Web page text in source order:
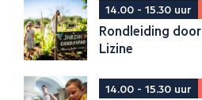
14.00 - 15.30 uur
Rondleiding
Lizine
14.00 - 15.30 uur